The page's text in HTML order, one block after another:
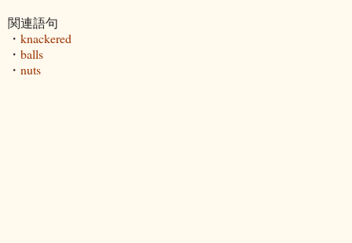
関連語句
・ knackered
・ balls
・ nuts